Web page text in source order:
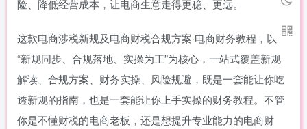
险、降低经营成本，让电商生意走得更稳、更远。
这款电商涉税新规及电商财税合规方案·电商财务教程，以
“新规同步、合规落地、实操为王”为核心，一站式覆盖新规
解读、合规方案、财务实操、风险规避，既是一套能让你吃
透新规的指南，也是一套能让你上手实操的财务教程。不管
你是不懂财税的电商老板，还是想提升专业能力的电商财